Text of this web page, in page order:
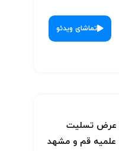
تماشای ویدئو
عرض تسلیت
قم و مشهد